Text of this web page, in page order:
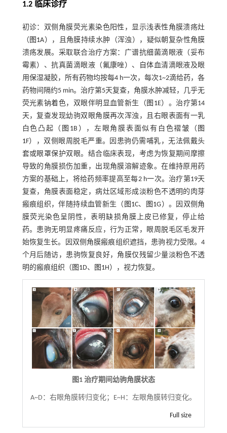
1.2 临床诊疗
初诊：双侧角膜荧光素染色阳性，显示浅表性角膜溃疡灶
（ 图1A），且角膜持续水肿（浑浊），疑似朝复杂性角膜
溃疡发展。采取联合治疗方案：广谱抗细菌滴眼液（妥布
霉素）、抗真菌滴眼液（氟康唑）、自体血清滴眼液及眼
用保湿凝胶，所有药物均按每4 h一次，每次1~2滴给药，各
药物间隔约5 min。治疗第5天复查，角膜水肿减轻，几乎无
荧光素钠着色，双眼伴明显血管新生（ 图1E）。治疗第14
天，复查发现幼驹双眼角膜再次浑浊，且右眼表面有一乳
白色凸起（ 图1B），左眼角膜表面似有白色褶皱（ 图
1F），双侧眼周脱毛严重。因患驹仍需哺乳，无法佩戴头
套或眼罩保护双眼。结合临床表现，考虑为恢复期间摩擦
导致的角膜损伤加重，出现角膜溶解迹象。在维持原用药
方案的基础上，将给药频率提高至每2 h一次。治疗第19天
复查，角膜表面稳定，病灶区域形成淡粉色不透明的肉芽
瘢痕组织，伴随持续血管新生（ 图1C、 图1G）。因双侧角
膜荧光染色呈阴性，表明缺损角膜上皮已修复，停止给
药。患驹无明显疼痛反应，行为正常，眼周脱毛区毛发开
始恢复生长。因双侧角膜瘢痕组织遮挡，患驹视力受限。4
个月后随访，患驹恢复良好，角膜仅残留少量淡粉色不透
明的瘢痕组织（ 图1D、 图1H），视力恢复。
图1 治疗期间幼驹角膜状态
A~D：右眼角膜转归变化；E~H：左眼角膜转归变化。
Full size